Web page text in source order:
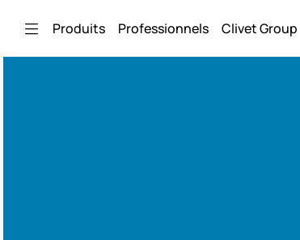
Produits Professionnels Clivet Group